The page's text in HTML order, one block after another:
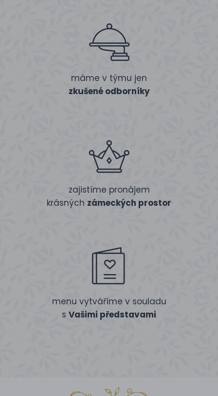
máme v týmu jen
zkušené odborníky
zajistíme pronájem
krásných zámeckých prostor
menu vytváříme v souladu
s Vašimi představami